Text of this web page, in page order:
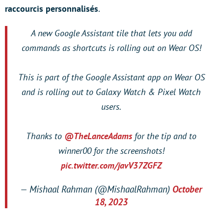
raccourcis personnalisés.
A new Google Assistant tile that lets you add
commands as shortcuts is rolling out on Wear OS!
This is part of the Google Assistant app on Wear OS
and is rolling out to Galaxy Watch & Pixel Watch
users.
Thanks to @TheLanceAdams for the tip and to
winner00 for the screenshots!
pic.twitter.com/javV37ZGFZ
— Mishaal Rahman (@MishaalRahman) October
18, 2023